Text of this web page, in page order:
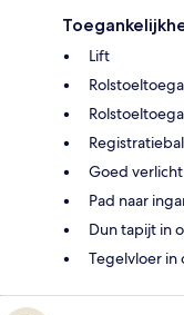
Lift
Goed
Pad naar
Dun tapijt in
Tegelvloer